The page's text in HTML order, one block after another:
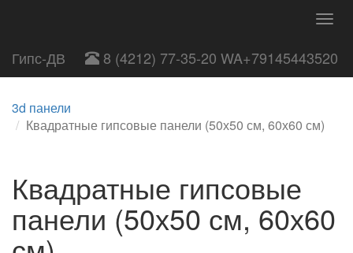
Гипс-ДВ 8 (4212) 77-35-20 WA+79145443520
3d панели
Квадратные гипсовые панели (50х50 см, 60х60 см)
Квадратные гипсовые
панели (50х50 см, 60х60